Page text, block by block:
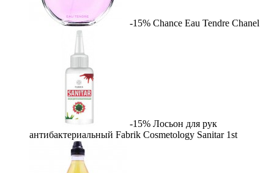
-15% Chance Eau Tendre Chanel
-15% Лосьон для рук
антибактериальный Fabrik Cosmetology Sanitar 1st